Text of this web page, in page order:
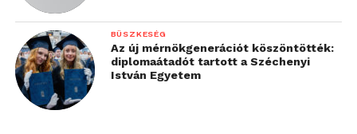
BÜSZKESÉG
Az új mérnökgenerációt köszöntötték:
diplomaátadót tartott a Széchenyi
István Egyetem